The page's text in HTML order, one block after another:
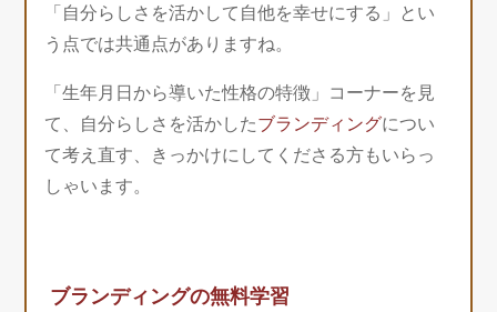
「自分らしさを活かして自他を幸せにする」とい
う点では共通点がありますね。
「生年月日から導いた性格の特徴」コーナーを見
て、自分らしさを活かしたブランディングについ
て考え直す、きっかけにしてくださる方もいらっ
しゃいます。
ブランディングの無料学習